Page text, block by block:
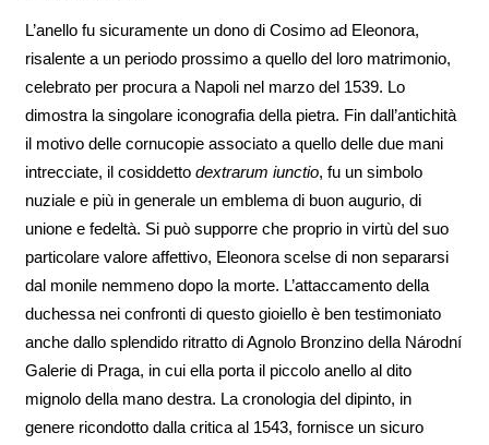
L’anello fu sicuramente un dono di Cosimo ad Eleonora,
risalente a un periodo prossimo a quello del loro matrimonio,
celebrato per procura a Napoli nel marzo del 1539. Lo
dimostra la singolare iconografia della pietra. Fin dall’antichità
il motivo delle cornucopie associato a quello delle due mani
intrecciate, il cosiddetto dextrarum iunctio, fu un simbolo
nuziale e più in generale un emblema di buon augurio, di
unione e fedeltà. Si può supporre che proprio in virtù del suo
particolare valore affettivo, Eleonora scelse di non separarsi
dal monile nemmeno dopo la morte. L’attaccamento della
duchessa nei confronti di questo gioiello è ben testimoniato
anche dallo splendido ritratto di Agnolo Bronzino della Národní
Galerie di Praga, in cui ella porta il piccolo anello al dito
mignolo della mano destra. La cronologia del dipinto, in
genere ricondotto dalla critica al 1543, fornisce un sicuro